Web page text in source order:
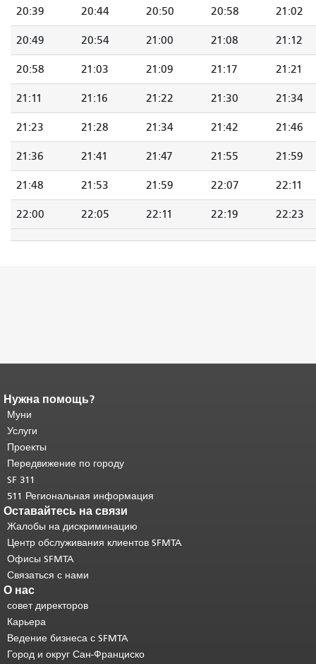
20:39 20:44 20:50 20:58 21:02
20:49 20:54 21:00 21:08 21:12
20:58 21:03 21:09 21:17 21:21
21:11 21:16 21:22 21:30 21:34
21:23 21:28 21:34 21:42 21:46
21:36 21:41 21:47 21:55 21:59
21:48 21:53 21:59 22:07 22:11
22:00 22:05 22:11 22:19 22:23
Конец содержимого
страницы.
страницы повторяется на каждой
странице.
основного содержимого .
Нужна помощь?
Муни
Услуги
Проекты
Передвижение по городу
SF 311
511 Региональная информация
Оставайтесь на связи
Жалобы на дискриминацию
Центр обслуживания клиентов SFMTA
Офисы SFMTA
Связаться с нами
О нас
совет директоров
Карьера
Ведение бизнеса с SFMTA
Город и округ Сан-Франциско